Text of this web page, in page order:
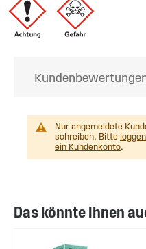
Nur angemeldete
schreiben. Bitte
ein Kundenkonto.
Das könnte Ihnen